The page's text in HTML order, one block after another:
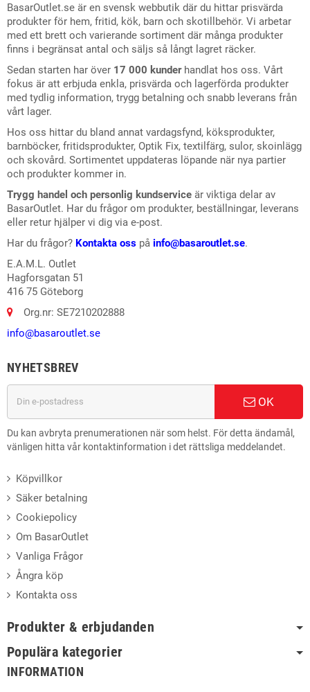
BasarOutlet.se är en svensk webbutik där du hittar prisvärda
produkter för hem, fritid, kök, barn och skotillbehör. Vi arbetar
med ett brett och varierande sortiment där många produkter
finns i begränsat antal och säljs så långt lagret räcker.
Sedan starten har över 17 000 kunderhandlat hos oss. Vårt
fokus är att erbjuda enkla, prisvärda och lagerförda produkter
med tydlig information, trygg betalning och snabb leverans från
vårt lager.
Hos oss hittar du bland annat vardagsfynd, köksprodukter,
barnböcker, fritidsprodukter, Optik Fix, textilfärg, sulor, skoinlägg
och skovård. Sortimentet uppdateras löpande när nya partier
och produkter kommer in.
Trygg handel och personlig kundservice är viktiga delar av
BasarOutlet. Har du frågor om produkter, beställningar, leverans
eller retur hjälper vi dig via e-post.
Har du frågor? Kontakta oss på info@basaroutlet.se.
E.A.M.L. Outlet
Hagforsgatan 51
416 75 Göteborg
Org.nr: SE7210202888
info@basaroutlet.se
NYHETSBREV
OK
Du kan avbryta prenumerationen när som helst. För detta ändamål,
vänligen hitta vår kontaktinformation i det rättsliga meddelandet.
Köpvillkor
Säker betalning
Cookiepolicy
Om BasarOutlet
Vanliga Frågor
Ångra köp
Kontakta oss
Produkter & erbjudanden
Populära kategorier
INFORMATION